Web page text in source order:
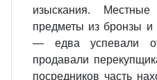
изыскания. Местные
предметы из бронзы и
— едва успевали
продавали
посредников часть